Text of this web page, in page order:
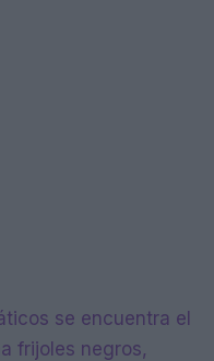
se encuentra el
frijoles negros,